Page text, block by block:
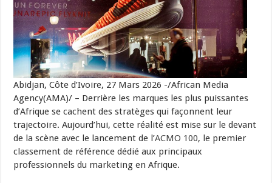
Abidjan, Côte d’Ivoire, 27 Mars 2026 -/African Media
Agency(AMA)/ – Derrière les marques les plus puissantes
d’Afrique se cachent des stratèges qui façonnent leur
trajectoire. Aujourd’hui, cette réalité est mise sur le devant
de la scène avec le lancement de l’ACMO 100, le premier
classement de référence dédié aux principaux
professionnels du marketing en Afrique.